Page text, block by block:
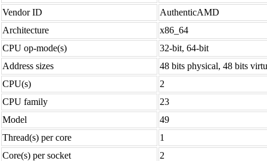
Vendor ID
AuthenticAMD
Architecture
x86_64
CPU op-mode(s)
32-bit, 64-bit
Address sizes
48 bits physical, 48 bits
CPU(s)
2
CPU family
23
Model
49
Thread(s) per core
1
Core(s) per socket
2